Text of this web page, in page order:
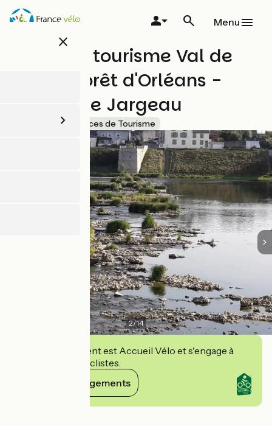
Aller
au
close
Menu
Office de tourisme Val de
Loire & Forêt d'Orléans -
Bureau de Jargeau
Accueil Vélo Offices de Tourisme
2/14
Cet établissement est Accueil Vélo et s'engage à
accueillir des cyclistes.
Voir ses engagements